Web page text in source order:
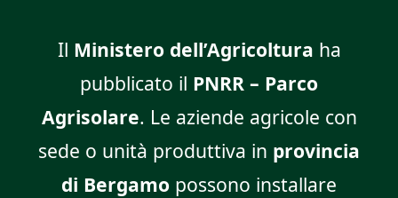
Il Ministero dell’Agricoltura ha
pubblicato il PNRR – Parco
Agrisolare. Le aziende agricole con
sede o unità produttiva in provincia
di Bergamo possono installare